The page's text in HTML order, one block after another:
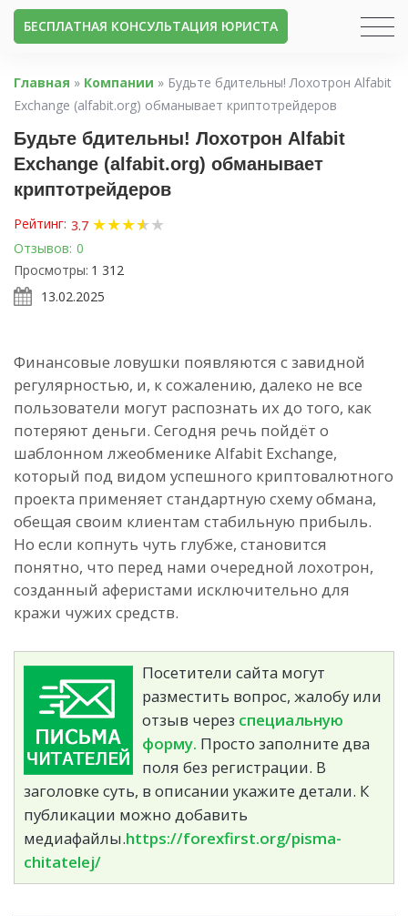
БЕСПЛАТНАЯ КОНСУЛЬТАЦИЯ ЮРИСТА
Главная » Компании » Будьте бдительны! Лохотрон Alfabit
Exchange (alfabit.org) обманывает криптотрейдеров
Будьте бдительны! Лохотрон Alfabit
Exchange (alfabit.org) обманывает
криптотрейдеров
Рейтинг: 3.7 ★★★★
★★
Отзывов: 0
Просмотры: 1 312
13.02.2025
Финансовые ловушки появляются с завидной
регулярностью, и, к сожалению, далеко не все
пользователи могут распознать их до того, как
потеряют деньги. Сегодня речь пойдёт о
шаблонном лжеобменике Alfabit Exchange,
который под видом успешного криптовалютного
проекта применяет стандартную схему обмана,
обещая своим клиентам стабильную прибыль.
Но если копнуть чуть глубже, становится
понятно, что перед нами очередной лохотрон,
созданный аферистами исключительно для
кражи чужих средств.
Посетители сайта могут
разместить вопрос, жалобу или
отзыв через специальную
форму. Просто заполните два
поля без регистрации. В
заголовке суть, в описании укажите детали. К
публикации можно добавить
медиафайлы.https://forexfirst.org/pisma-
chitatelej/